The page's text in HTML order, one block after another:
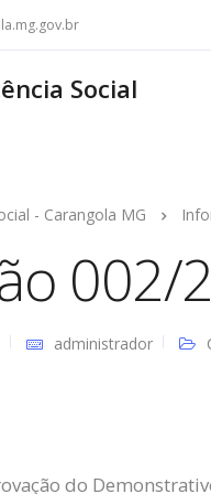
Social
- Carangola MG
002/
administrador
do